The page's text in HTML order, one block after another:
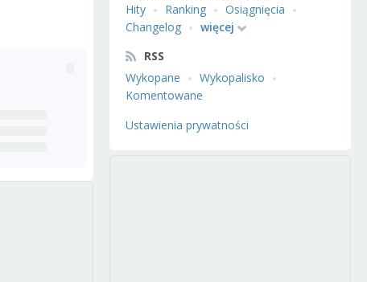
Hity
Ranking
Osiągnięcia
Changelog
więcej
RSS
Wykopane
Wykopalisko
Komentowane
Ustawienia prywatności